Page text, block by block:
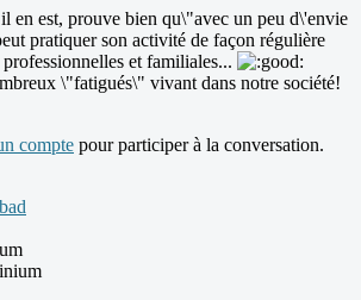
en est, prouve bien qu\"avec un peu d\'envie
pratiquer son activité de façon régulière
et familiales...
\"fatigués\" vivant dans notre société!
compte pour participer à la conversation.